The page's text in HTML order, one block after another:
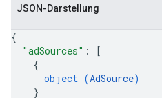
JSON-Darstellung
{
"adSources" :
[
{
object (AdSource)
}